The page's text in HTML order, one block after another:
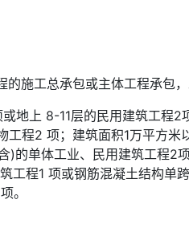
施工总承包或主体工程承包
地上 8-11层的民用建筑工程
程2 项；建筑面积1万平方米
)的单体工业、民用建筑工程2
工程1 项或钢筋混凝土结构单
。